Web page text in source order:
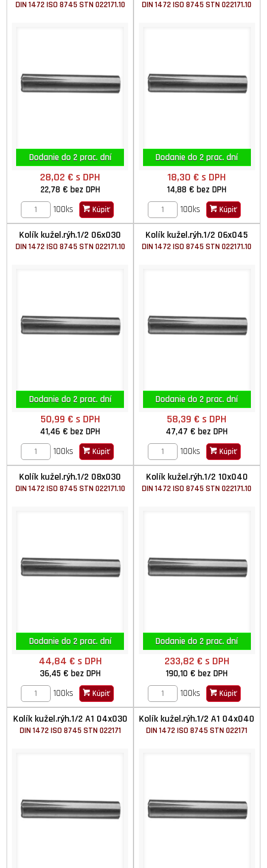
DIN 1472 ISO 8745 STN 022171.10
Dodanie do 2 prac. dní
28,02 €s DPH
22,78 € bez DPH
100ks
Kúpiť
DIN 1472 ISO 8745 STN 022171.10
Dodanie do 2 prac. dní
18,30 €s DPH
14,88 €bez DPH
100ks
Kúpiť
Kolík kužel.rýh.1/2 06x030
DIN 1472 ISO 8745 STN 022171.10
Dodanie do 2 prac. dní
50,99 € s DPH
41,46 €bez DPH
100ks
Kúpiť
Kolík kužel.rýh.1/2 06x045
DIN 1472 ISO 8745 STN 022171.10
Dodanie do 2 prac. dní
58,39 €s DPH
47,47 €bez DPH
100ks
Kúpiť
Kolík kužel.rýh.1/2 08x030
DIN 1472 ISO 8745 STN 022171.10
Dodanie do 2 prac. dní
44,84 € s DPH
36,45 € bez DPH
100ks
Kúpiť
Kolík kužel.rýh.1/2 10x040
DIN 1472 ISO 8745 STN 022171.10
Dodanie do 2 prac. dní
233,82 € s DPH
190,10 €bez DPH
100ks
Kúpiť
Kolík kužel.rýh.1/2 A1 04x030
DIN 1472 ISO 8745 STN 022171
Kolík kužel.rýh.1/2 A1 04x040
DIN 1472 ISO 8745 STN 022171